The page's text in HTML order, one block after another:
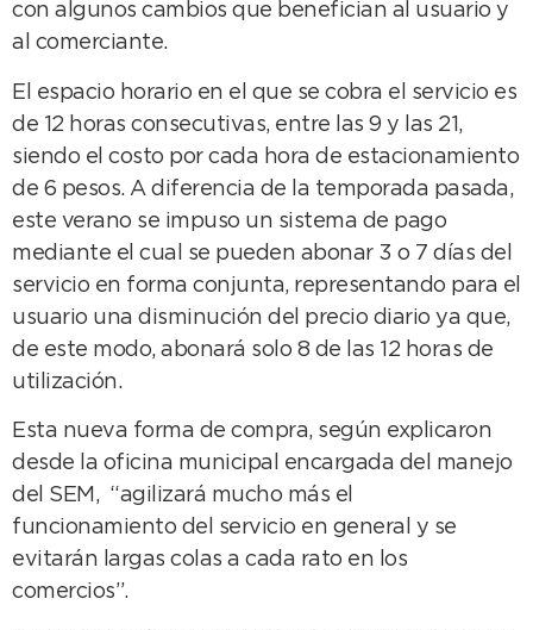
con algunos cambios que benefician al usuario y
al comerciante.
El espacio horario en el que se cobra el servicio es
de 12 horas consecutivas, entre las 9 y las 21,
siendo el costo por cada hora de estacionamiento
de 6 pesos. A diferencia de la temporada pasada,
este verano se impuso un sistema de pago
mediante el cual se pueden abonar 3 o 7 días del
servicio en forma conjunta, representando para el
usuario una disminución del precio diario ya que,
de este modo, abonará solo 8 de las 12 horas de
utilización.
Esta nueva forma de compra, según explicaron
desde la oficina municipal encargada del manejo
del SEM, “agilizará mucho más el
funcionamiento del servicio en general y se
evitarán largas colas a cada rato en los
comercios”.